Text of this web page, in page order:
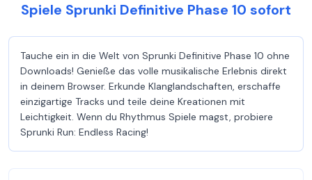
Spiele Sprunki Definitive Phase 10 sofort
Tauche ein in die Welt von Sprunki Definitive Phase 10 ohne
Downloads! Genieße das volle musikalische Erlebnis direkt
in deinem Browser. Erkunde Klanglandschaften, erschaffe
einzigartige Tracks und teile deine Kreationen mit
Leichtigkeit. Wenn du Rhythmus Spiele magst, probiere
Sprunki Run: Endless Racing!